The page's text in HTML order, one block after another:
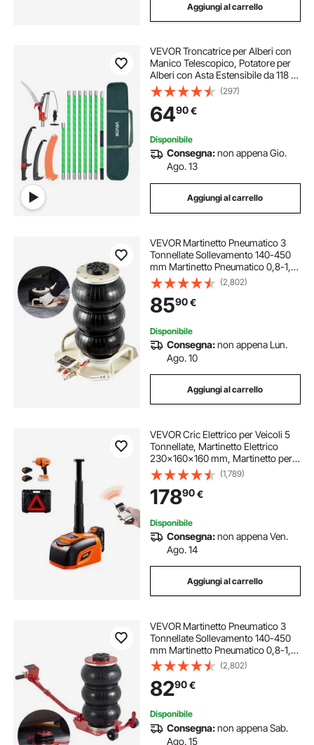
Aggiungi al carrello
VEVOR Troncatrice per Alberi con
Manico Telescopico, Potatore per
Alberi con Asta Estensibile da 118 a
809,3 cm con Forbici, Lama Affilata
in Acciaio da 65 Mn per Potatura di
Rami Alti
(297)
6490€
Disponibile
Consegna:non appena Gio.
Ago. 13
Aggiungi al carrello
VEVOR Martinetto Pneumatico 3
Tonnellate Sollevamento 140-450
mm Martinetto Pneumatico 0,8-1,0
MPa, Martinetto Portatile 3 Cuscini
d'Aria per Riparazione Auto
Manutenzione SUV Pickup Officina
Garage
(2,802)
8590€
Disponibile
Consegna:non appena Lun.
Ago. 10
Aggiungi al carrello
VEVOR Cric Elettrico per Veicoli 5
Tonnellate, Martinetto Elettrico
230x160x160 mm, Martinetto per
Sostituzione Pneumatici Coppia
400 Nm, Kit Cric Portatile
Sollevamento 160-450 mm Garage
Officina
(1,789)
17890€
Disponibile
Consegna:non appena Ven.
Ago. 14
Aggiungi al carrello
VEVOR Martinetto Pneumatico 3
Tonnellate Sollevamento 140-450
mm Martinetto Pneumatico 0,8-1,0
MPa, Martinetto Gonfiabile 3
Cuscini d'Aria per Riparazione Auto
Manutenzione SUV Pickup Officina
Garage
(2,802)
8290€
Disponibile
Consegna:non appena Sab.
Ago. 15